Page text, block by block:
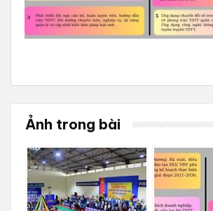
Ảnh trong bài